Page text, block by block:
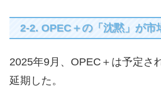
2-2. OPEC＋の「沈黙」が市
2025年9月、OPEC＋は予定さ
延期した。